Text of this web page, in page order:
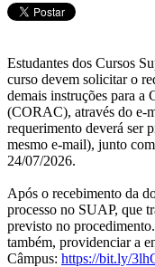
Estudantes dos Cursos
curso devem solicitar o
demais instruções para a
(CORAC), através do e-
requerimento deverá ser
mesmo e-mail), junto
24/07/2026.
Após o recebimento da
processo no SUAP, que
previsto no
também, providenciar a
Câmpus: https://bit.ly/